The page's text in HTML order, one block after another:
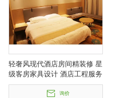
轻奢风现代酒店房间精装修 星
级客房家具设计 酒店工程服务
一站式
询价